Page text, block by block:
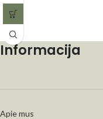
Informacija
Apie mus